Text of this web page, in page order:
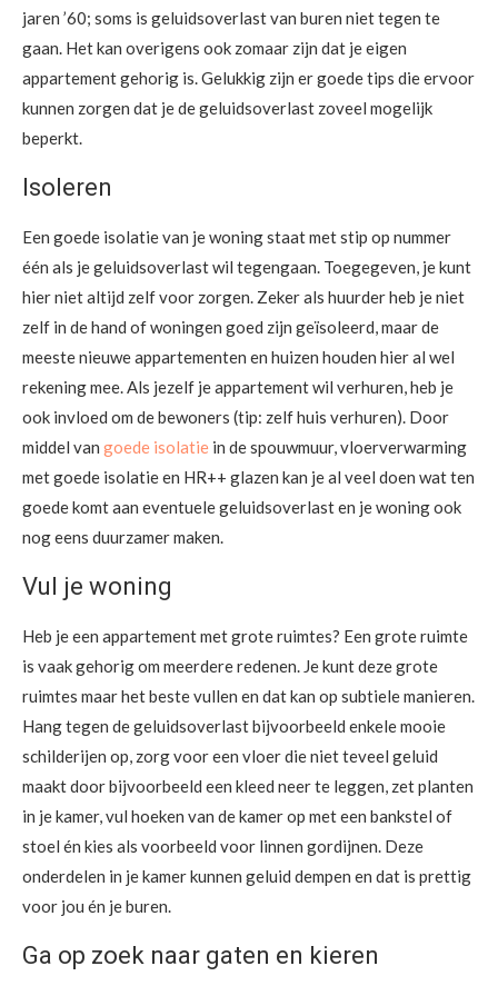
jaren ’60; soms is geluidsoverlast van buren niet tegen te
gaan. Het kan overigens ook zomaar zijn dat je eigen
appartement gehorig is. Gelukkig zijn er goede tips die ervoor
kunnen zorgen dat je de geluidsoverlast zoveel mogelijk
beperkt.
Isoleren
Een goede isolatie van je woning staat met stip op nummer
één als je geluidsoverlast wil tegengaan. Toegegeven, je kunt
hier niet altijd zelf voor zorgen. Zeker als huurder heb je niet
zelf in de hand of woningen goed zijn geïsoleerd, maar de
meeste nieuwe appartementen en huizen houden hier al wel
rekening mee. Als jezelf je appartement wil verhuren, heb je
ook invloed om de bewoners (tip: zelf huis verhuren). Door
middel van goede isolatie in de spouwmuur, vloerverwarming
met goede isolatie en HR++ glazen kan je al veel doen wat ten
goede komt aan eventuele geluidsoverlast en je woning ook
nog eens duurzamer maken.
Vul je woning
Heb je een appartement met grote ruimtes? Een grote ruimte
is vaak gehorig om meerdere redenen. Je kunt deze grote
ruimtes maar het beste vullen en dat kan op subtiele manieren.
Hang tegen de geluidsoverlast bijvoorbeeld enkele mooie
schilderijen op, zorg voor een vloer die niet teveel geluid
maakt door bijvoorbeeld een kleed neer te leggen, zet planten
in je kamer, vul hoeken van de kamer op met een bankstel of
stoel én kies als voorbeeld voor linnen gordijnen. Deze
onderdelen in je kamer kunnen geluid dempen en dat is prettig
voor jou én je buren.
Ga op zoek naar gaten en kieren